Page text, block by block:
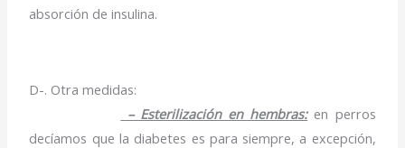
absorción de insulina.
D-. Otra medidas:
– Esterilización en hembras:en perros
decíamos que la diabetes es para siempre, a excepción,